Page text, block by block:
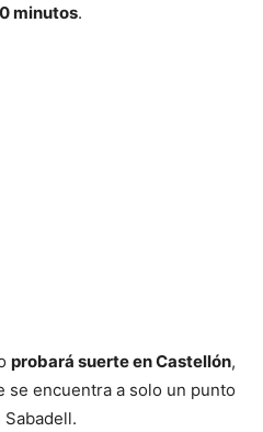
minutos.
probará suerte en Castellón,
se encuentra a solo un punto